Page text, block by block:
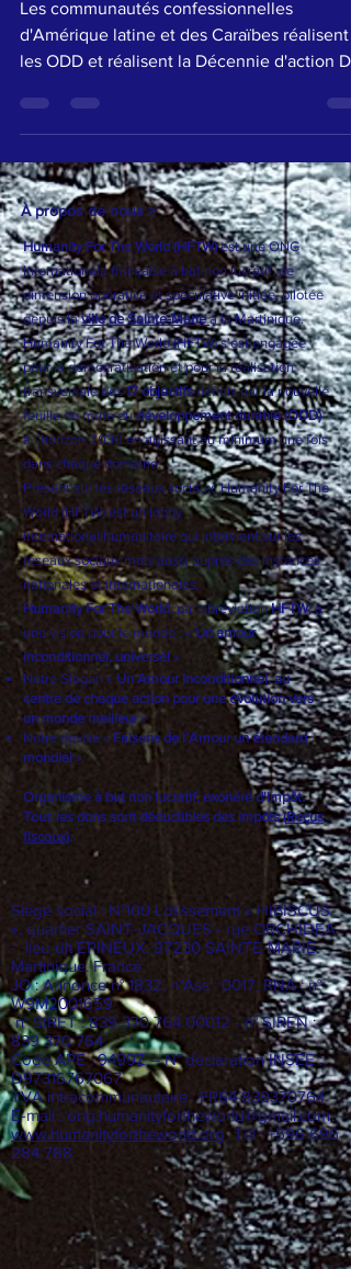
Les communautés confessionnelles
d'Amérique latine et des Caraïbes réalisent
À propos de nous >
Humanity For The World (HFTW)est une ONG
Internationale française à but non lucratif, de
dimension opérative et spéculative initiée, pilotée
depuis laville de Sainte-Marieà la Martinique.
Humanity For The World (HFTW) s'est engagée
pour la démocratisation et pour la réalisation
transversale des17 objectifsdéfinis par la nouvelle
feuille de route dudéveloppement durable (ODD)
à l’horizon 2030 en agissant au minimum une fois
dans chaque domaine.
Présent sur les réseaux sociaux, Humanity For The
World (HFTW) est unlobby
internationalhumanitaire qui intervient sur les
réseaux sociaux mais aussi auprès des instances
nationales et internationales.
Humanity For The World, par abréviationHFTW, à
une vision pour le monde : «
Un amour
inconditionnel, universel»
Notre Slogan «Un Amour inconditionnel, au
centre de chaque action pour une évolution vers
un monde meilleur»
Notre devise «
Faisons de l’Amour un étendard
mondial
»
Organisme à but non lucratif, exonéré d'impôt.
Tous les dons sont déductibles des impôts (Reçus
Siège social : N°100 Lotissement « HIBISCUS
», quartier SAINT-JACQUES - rue ORCHIDEA
- lieu-dit EPINEUX, 97230 SAINTE-MARIE.
Martinique. France
JO : Annonce n° 1832, n°Ass : 0017, RNA : n°
W9M2001659
n° SIRET :839 370 764 00012
- n° SIREN :
839 370 764
Code APE : 9499Z – N° déclaration INSEE :
D97316767067
TVA intracommunautaire : FR64839370764
E-mail :ong.humanityfortheworld@gmail.com
www.humanityfortheworld.orgTel : +596 696
284 788